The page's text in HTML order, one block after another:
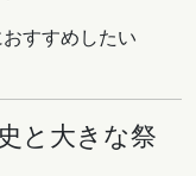
すすめしたい
と大きな祭